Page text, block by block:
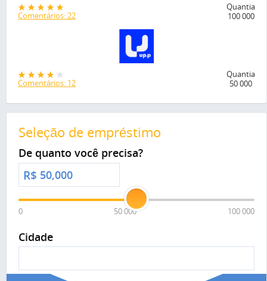
Comentários: 22
Quantia
100 000
Comentários: 12
Quantia
50 000
Seleção de empréstimo
De quanto você precisa?
R$
0 50 000 100 000
Cidade